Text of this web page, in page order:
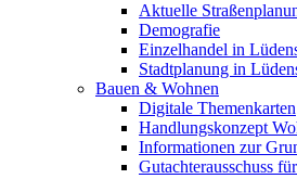
Aktuelle
Demografie
Einzelhandel in
Stadtplanung in
Bauen & Wohnen
Digitale Themenkarten
Handlungskonzept
Informationen zur
Gutachterausschuss